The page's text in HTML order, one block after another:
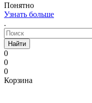
Понятно
Узнать больше
.
Найти
0
0
0
Корзина